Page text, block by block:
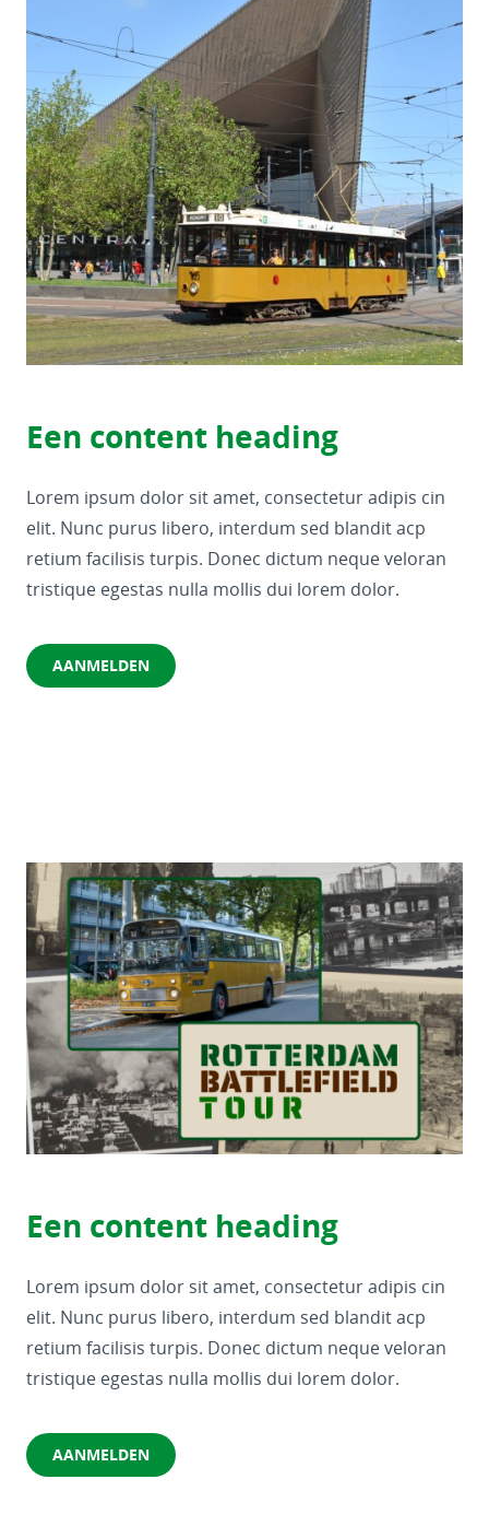
Een content heading
Lorem ipsum dolor sit amet, consectetur adipis cin
elit. Nunc purus libero, interdum sed blandit acp
retium facilisis turpis. Donec dictum neque veloran
tristique egestas nulla mollis dui lorem dolor.
AANMELDEN
Een content heading
Lorem ipsum dolor sit amet, consectetur adipis cin
elit. Nunc purus libero, interdum sed blandit acp
retium facilisis turpis. Donec dictum neque veloran
tristique egestas nulla mollis dui lorem dolor.
AANMELDEN